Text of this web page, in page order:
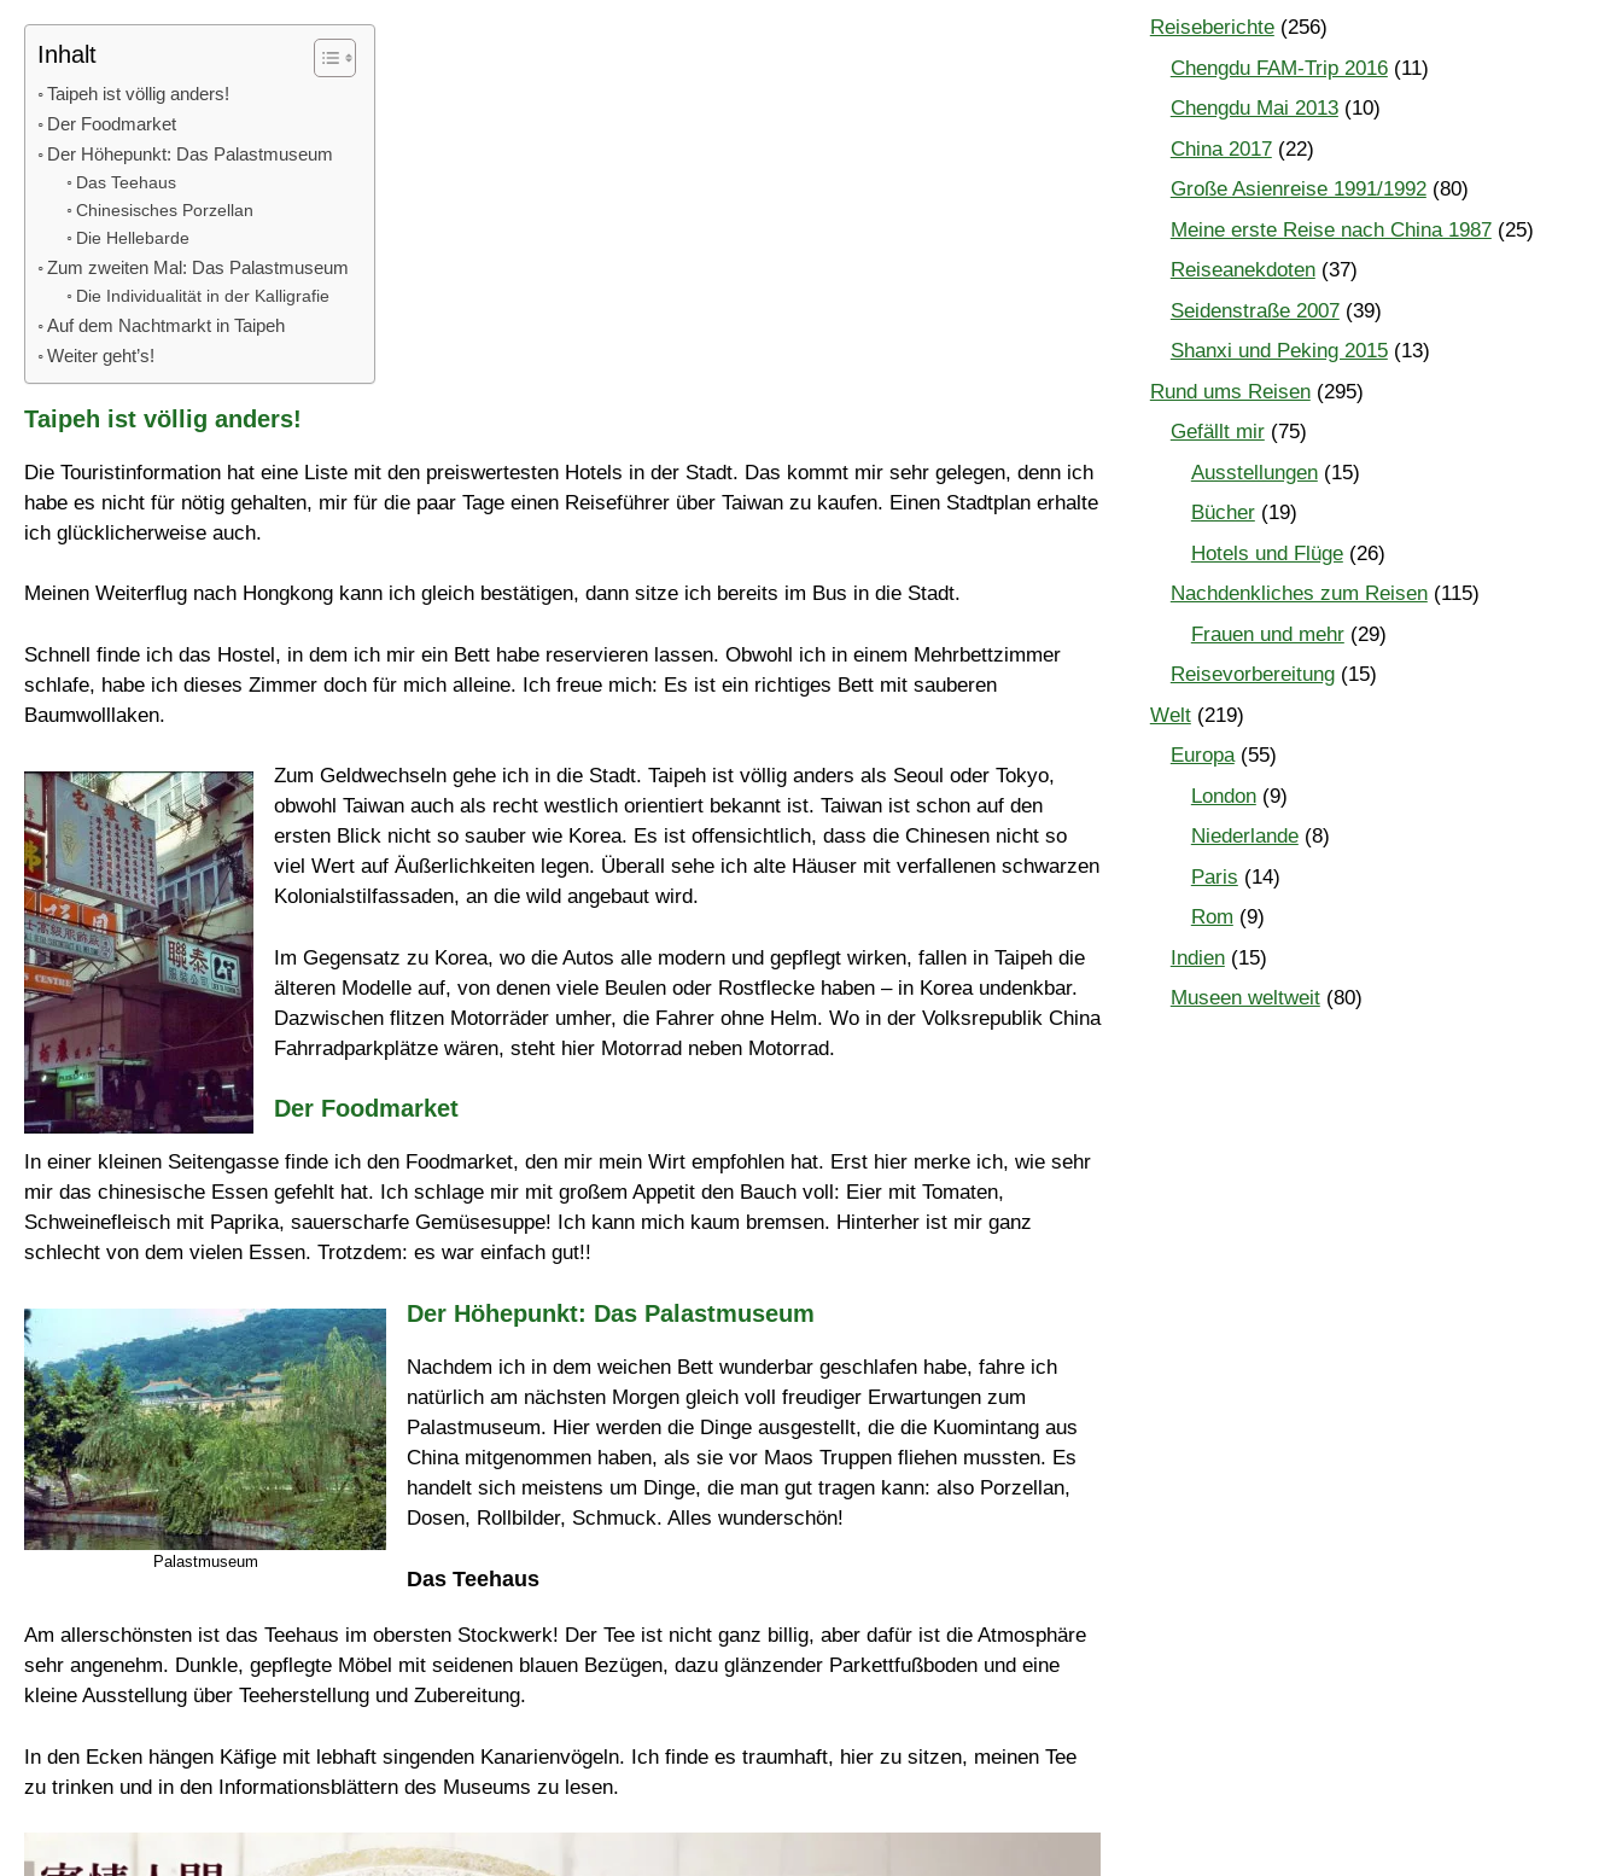
Inhalt
Taipeh ist völlig anders!
Der Foodmarket
Der Höhepunkt: Das Palastmuseum
Das Teehaus
Chinesisches Porzellan
Die Hellebarde
Zum zweiten Mal: Das Palastmuseum
Die Individualität in der Kalligrafie
Auf dem Nachtmarkt in Taipeh
Weiter geht’s!
Taipeh ist völlig anders!
Die Touristinformation hat eine Liste mit den preiswertesten Hotels in der Stadt. Das kommt mir sehr gelegen, denn ich
habe es nicht für nötig gehalten, mir für die paar Tage einen Reiseführer über Taiwan zu kaufen. Einen Stadtplan erhalte
ich glücklicherweise auch.
Meinen Weiterflug nach Hongkong kann ich gleich bestätigen, dann sitze ich bereits im Bus in die Stadt.
Schnell finde ich das Hostel, in dem ich mir ein Bett habe reservieren lassen. Obwohl ich in einem Mehrbettzimmer
schlafe, habe ich dieses Zimmer doch für mich alleine. Ich freue mich: Es ist ein richtiges Bett mit sauberen
Baumwolllaken.
Zum Geldwechseln gehe ich in die Stadt. Taipeh ist völlig anders als Seoul oder Tokyo,
obwohl Taiwan auch als recht westlich orientiert bekannt ist. Taiwan ist schon auf den
ersten Blick nicht so sauber wie Korea. Es ist offensichtlich, dass die Chinesen nicht so
viel Wert auf Äußerlichkeiten legen. Überall sehe ich alte Häuser mit verfallenen schwarzen
Kolonialstilfassaden, an die wild angebaut wird.
Im Gegensatz zu Korea, wo die Autos alle modern und gepflegt wirken, fallen in Taipeh die
älteren Modelle auf, von denen viele Beulen oder Rostflecke haben – in Korea undenkbar.
Dazwischen flitzen Motorräder umher, die Fahrer ohne Helm. Wo in der Volksrepublik China
Fahrradparkplätze wären, steht hier Motorrad neben Motorrad.
Der Foodmarket
In einer kleinen Seitengasse finde ich den Foodmarket, den mir mein Wirt empfohlen hat. Erst hier merke ich, wie sehr
mir das chinesische Essen gefehlt hat. Ich schlage mir mit großem Appetit den Bauch voll: Eier mit Tomaten,
Schweinefleisch mit Paprika, sauerscharfe Gemüsesuppe! Ich kann mich kaum bremsen. Hinterher ist mir ganz
schlecht von dem vielen Essen. Trotzdem: es war einfach gut!!
Palastmuseum
Der Höhepunkt: Das Palastmuseum
Nachdem ich in dem weichen Bett wunderbar geschlafen habe, fahre ich
natürlich am nächsten Morgen gleich voll freudiger Erwartungen zum
Palastmuseum. Hier werden die Dinge ausgestellt, die die Kuomintang aus
China mitgenommen haben, als sie vor Maos Truppen fliehen mussten. Es
handelt sich meistens um Dinge, die man gut tragen kann: also Porzellan,
Dosen, Rollbilder, Schmuck. Alles wunderschön!
Das Teehaus
Am allerschönsten ist das Teehaus im obersten Stockwerk! Der Tee ist nicht ganz billig, aber dafür ist die Atmosphäre
sehr angenehm. Dunkle, gepflegte Möbel mit seidenen blauen Bezügen, dazu glänzender Parkettfußboden und eine
kleine Ausstellung über Teeherstellung und Zubereitung.
In den Ecken hängen Käfige mit lebhaft singenden Kanarienvögeln. Ich finde es traumhaft, hier zu sitzen, meinen Tee
zu trinken und in den Informationsblättern des Museums zu lesen.
Reiseberichte(256)
Chengdu FAM-Trip 2016(11)
Chengdu Mai 2013(10)
China 2017(22)
Große Asienreise 1991/1992(80)
Meine erste Reise nach China 1987(25)
Reiseanekdoten(37)
Seidenstraße 2007(39)
Shanxi und Peking 2015(13)
Rund ums Reisen(295)
Gefällt mir(75)
Ausstellungen(15)
Bücher(19)
Hotels und Flüge(26)
Nachdenkliches zum Reisen(115)
Frauen und mehr(29)
Reisevorbereitung(15)
Welt(219)
Europa(55)
London(9)
Niederlande(8)
Paris (14)
Rom (9)
Indien(15)
Museen weltweit(80)